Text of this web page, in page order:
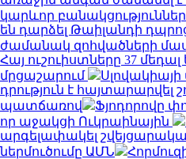
կարևոր բանակցություններ
են դարձել Թաիլանդի
ժամանակ զոհվածների
Հայ ուշուիստները 37
մրցաշարում
դրություն է հայտարարվել
պատճառով
Ֆյոդորովը
որ աջակցի Ուկրաինային
արգելափակել
ներմուծումը ԱՄՆ